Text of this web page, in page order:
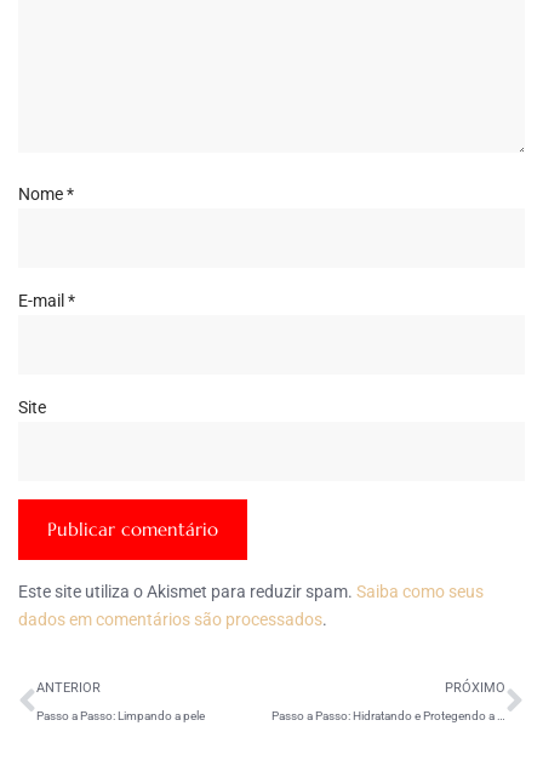
Nome*
E-mail *
Site
Este site utiliza o Akismet para reduzir spam. Saiba como seus
dados em comentários são processados.
ANTERIOR
Passo a Passo: Limpando a pele
PRÓXIMO